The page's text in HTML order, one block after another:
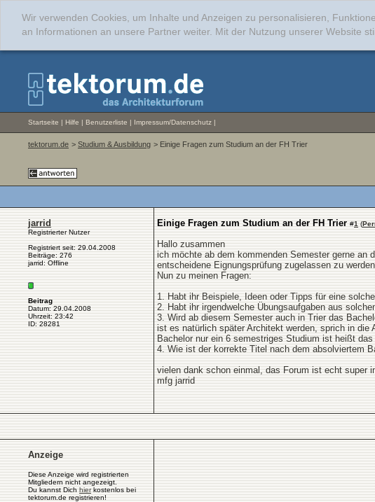
Wir verwenden Cookies, um Inhalte und Anzeigen zu personalisieren,
an Informationen an unsere Partner weiter. Mit der Nutzung unserer Website
Startseite | Hilfe | Benutzerliste | Impressum/Datenschutz |
tektorum.de > Studium & Ausbildung > Einige Fragen zum Studium an der FH Trier
jarrid
Registrierter Nutzer
Registriert seit: 29.04.2008
Beiträge: 276
jarrid: Offline
Beitrag
Datum: 29.04.2008
Uhrzeit: 23:42
ID: 28281
Einige Fragen zum Studium an der FH Trier #1 (
Hallo zusammen
ich möchte ab dem kommenden Semester gerne an
entscheidene Eignungsprüfung zugelassen zu
Nun zu meinen Fragen:
1. Habt ihr Beispiele, Ideen oder Tipps für eine
2. Habt ihr irgendwelche Übungsaufgaben aus
3. Wird ab diesem Semester auch in Trier das
ist es natürlich später Architekt werden, sprich in
Bachelor nur ein 6 semestriges Studium ist heißt
4. Wie ist der korrekte Titel nach dem absolviertem
vielen dank schon einmal, das Forum ist echt super
mfg jarrid
Anzeige
Diese Anzeige wird registrierten
Mitgliedern nicht angezeigt.
Du kannst Dich hierkostenlos bei
tektorum.de registrieren!